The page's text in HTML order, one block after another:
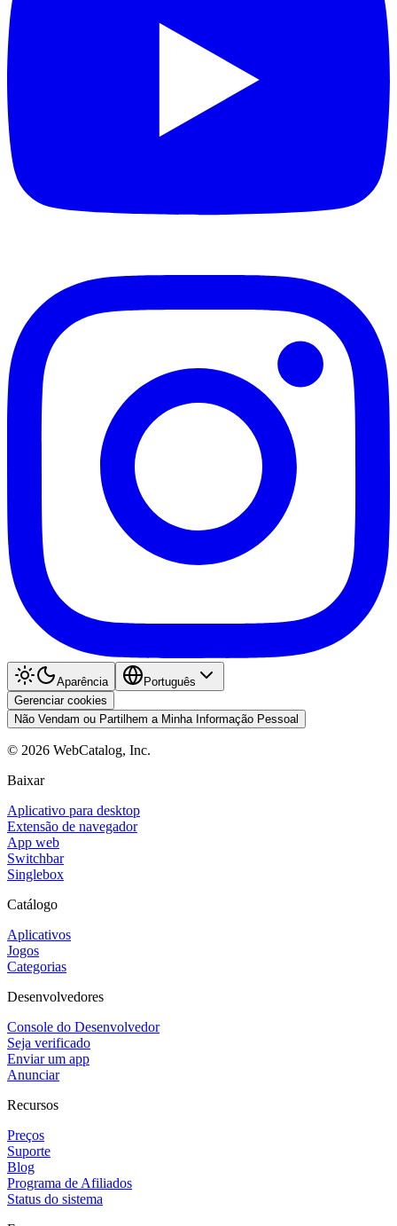
Aparência
Português
Gerenciar cookies
Não Vendam ou Partilhem a Minha Informação Pessoal
© 2026 WebCatalog, Inc.
Baixar
Aplicativo para desktop
Extensão de navegador
App web
Switchbar
Singlebox
Catálogo
Aplicativos
Jogos
Categorias
Desenvolvedores
Console do Desenvolvedor
Seja verificado
Enviar um app
Anunciar
Recursos
Preços
Suporte
Blog
Programa de Afiliados
Status do sistema